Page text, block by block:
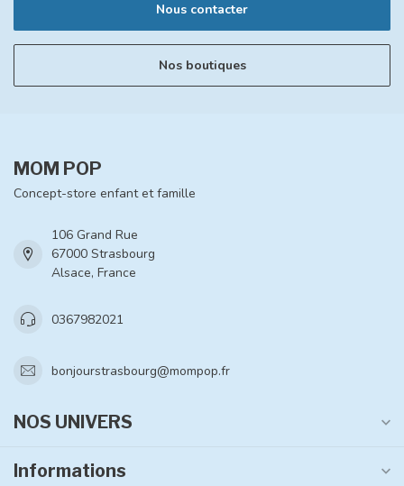
Nous contacter
Nos boutiques
MOM POP
Concept-store enfant et famille
106 Grand Rue
67000 Strasbourg
Alsace, France
0367982021
bonjourstrasbourg@mompop.fr
NOS UNIVERS
Informations